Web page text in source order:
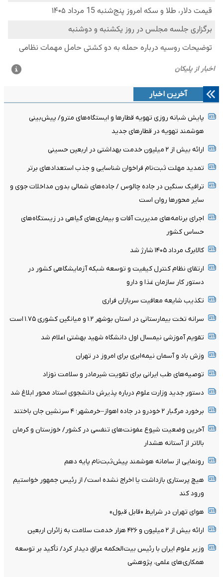
آخرین اخبار
پایش شبانه روزی تهویه قطارها و ایستگاه‌های مترو/ پیش‌بینی
هوشمند تهویه در قطارهای جدید
ارائه بیش از ۲ میلیون خدمت بهداشتی در اربعین حسینی
تمدید مهلت ثبت‌نام فراخوان شناسایی و جذب استعدادهای برتر
ترافیک سنگین در جاده چالوس / جاده‌های شمالی بدون مداخلات جوی و
سایر محورها روان است
اجرای برنامه‌های مدیریت آفات و بیماری‌های گیاهی در زیستگاه‌های
حساس کشور
کالابرگ مرداد ۱۴۰۵ شارژ شد
ارتقای نظام کنترل کیفیت و توسعه شبکه آزمایشگاهی کشور در
دستور کار سازمان غذا و دارو
تکذیب شایعه معافیت سربازان فراری
سرانه تخت بیمارستانی در استان بوشهر ۱.۲ و میانگین کشوری ۱.۷۵ است
تقویم آموزشی نیمسال اول دانشگاه شهید بهشتی اعلام شد
وزش باد و آسمان نیمه‌ابری برای امروز در تهران
توصیه‌های طب ایرانی برای تقویت شیرمادر و سلامت نوزاد
دستور جدید وزارت علوم درباره پذیرش دانشجوی استاد محور ابلاغ شد
برخورد مرگبار ۲ خودرو در جاده اهواز–خرمشهر؛ ۴ سرنشین جان باختند
آخرین وضعیت شیوع عفونت‌های تنفسی در کشور/ خوزستان و کرمان
بالاتر از آستانه هشدار
رونمایی از سامانه هوشمند پیش‌ثبت‌نام پایه دهم
هیچ پرستاری بازداشت یا اخراج نشده است/ از رئیس جمهور خواستیم
ورود کند
هوای تهران در شرایط «قابل قبول»
ارائه بیش از ۲ میلیون و ۴۲۶ هزار خدمت سلامت به زائران اربعین
وزیر علوم ایران با رئیس بیت‌الحکمه عراق دیدار کرد/ تأکید بر توسعه
همکاری‌های علمی، پژوهشی